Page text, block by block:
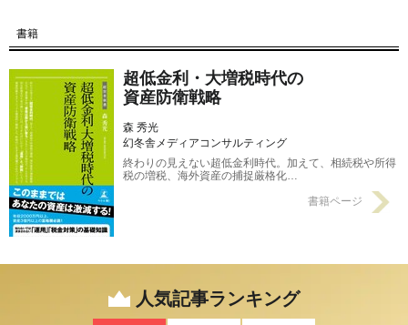
書籍
超低金利・大増税時代の
資産防衛戦略
森 秀光
幻冬舎メディアコンサルティング
終わりの見えない超低金利時代。加えて、相続税や所得
税の増税、海外資産の捕捉厳格化…
書籍ページ
人気記事ランキング